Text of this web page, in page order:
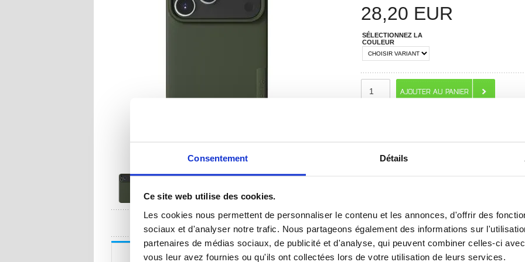
Consentement Détails
Ce site web utilise des cookies.
Les cookies nous permettent de personnaliser le contenu et les annonces, d'offrir des
sociaux et d'analyser notre trafic. Nous partageons également des informations sur
partenaires de médias sociaux, de publicité et d'analyse, qui peuvent combiner celles-ci
vous leur avez fournies ou qu'ils ont collectées lors de votre utilisation de leurs services.
28,20 EUR
SÉLECTIONNEZ LA
COULEUR
UNE QUESTION ? CONTACTEZ-NOUS ! CHAT EN DIRECT
Description